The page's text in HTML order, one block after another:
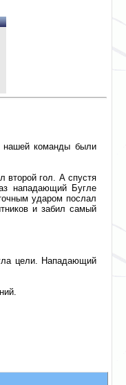
нашей команды были
второй гол. А спустя
нападающий Бугле
ударом послал
и забил самый
цели. Нападающий